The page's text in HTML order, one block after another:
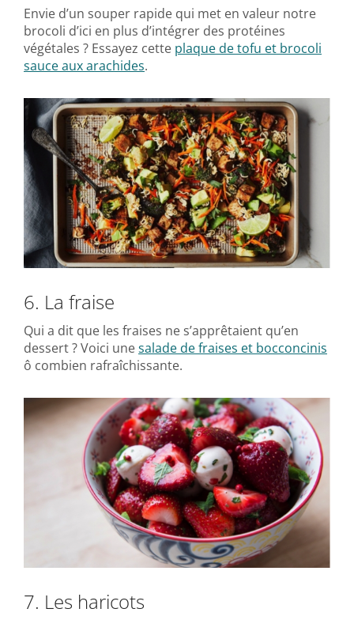
Envie d’un souper rapide qui met en valeur notre
brocoli d’ici en plus d’intégrer des protéines
végétales ? Essayez cette plaque de tofu et brocoli
sauce aux arachides.
6. La fraise
Qui a dit que les fraises ne s’apprêtaient qu’en
dessert ? Voici unesalade de fraises et bocconcinis
ô combien rafraîchissante.
7. Les haricots